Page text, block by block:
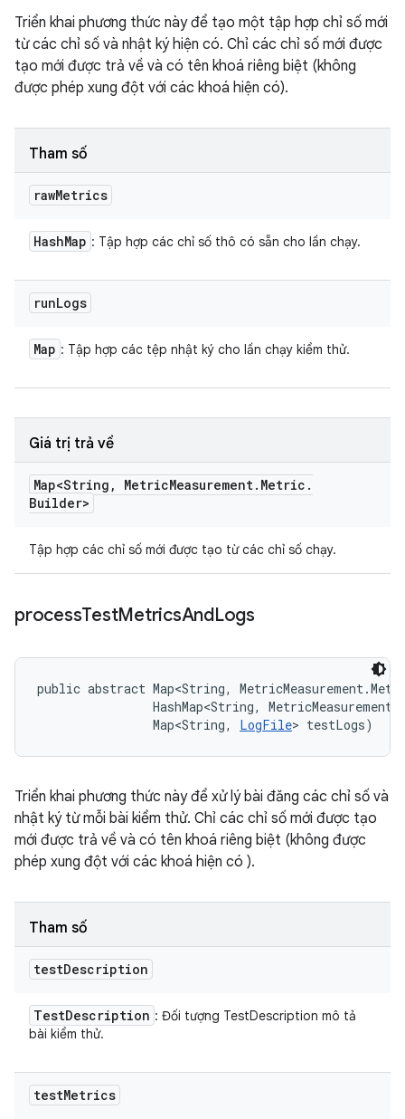
Triển khai phương thức này để tạo một tập hợp chỉ số mới
từ các chỉ số và nhật ký hiện có. Chỉ các chỉ số mới được
tạo mới được trả về và có tên khoá riêng biệt (không
được phép xung đột với các khoá hiện có).
Tham số
rawMetrics
HashMap : Tập hợp các chỉ số thô có sẵn cho lần chạy.
runLogs
Map : Tập hợp các tệp nhật ký cho lần chạy kiểm thử.
Giá trị trả về
Map<String , MetricMeasurement. Metric .
Builder>
Tập hợp các chỉ số mới được tạo từ các chỉ số chạy.
processTestMetricsAndLogs
public abstract Map<String,
HashMap<String,
                Map<String,
LogFile> testLogs)
Triển khai phương thức này để xử lý bài đăng các chỉ số và
nhật ký từ mỗi bài kiểm thử. Chỉ các chỉ số mới được tạo
mới được trả về và có tên khoá riêng biệt (không được
phép xung đột với các khoá hiện có ).
Tham số
testDescription
TestDescription : Đối tượng TestDescription mô tả
bài kiểm thử.
testMetrics